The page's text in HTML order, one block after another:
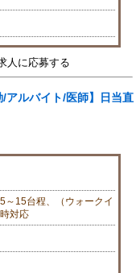
アルバイト/医師】日当直
～15台程、（ウォークイ
対応